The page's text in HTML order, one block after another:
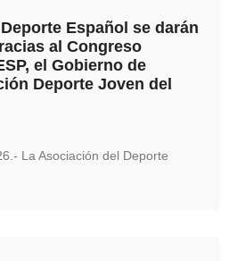
Español se darán
al Congreso
el Gobierno de
Deporte Joven del
La Asociación del Deporte